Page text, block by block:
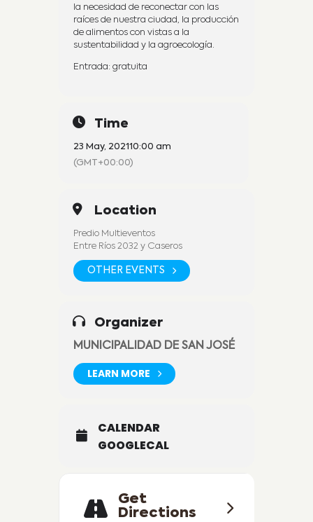
la necesidad de reconectar con las
raíces de nuestra ciudad, la producción
de alimentos con vistas a la
sustentabilidad y la agroecología.
Entrada: gratuita
Time
23 May, 202110:00 am
(GMT+00:00)
Location
Predio Multieventos
Entre Ríos 2032 y Caseros
OTHER EVENTS
Organizer
MUNICIPALIDAD DE SAN JOSÉ
LEARN MORE
CALENDAR
GOOGLECAL
Get
Directions